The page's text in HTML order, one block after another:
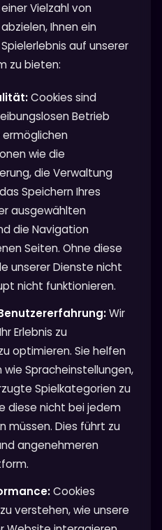
Vielzahl von
Ihnen ein
auf unserer
zu bieten:
Cookies sind
Betrieb
ermöglichen
wie die
die Verwaltung
Speichern Ihres
ausgewählten
die Navigation
Seiten. Ohne diese
unserer Dienste nicht
nicht funktionieren.
Wir
Erlebnis zu
optimieren. Sie helfen
wie Spracheinstellungen,
Spielkategorien zu
diese nicht bei jedem
müssen. Dies führt zu
angenehmeren
Cookies
verstehen, wie unsere